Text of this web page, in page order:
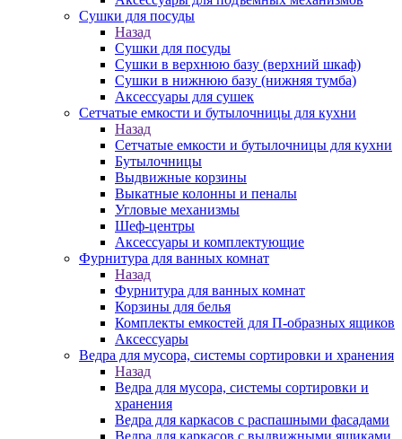
Сушки для посуды
Назад
Сушки для посуды
Сушки в верхнюю базу (верхний шкаф)
Сушки в нижнюю базу (нижняя тумба)
Аксессуары для сушек
Сетчатые емкости и бутылочницы для кухни
Назад
Сетчатые емкости и бутылочницы для кухни
Бутылочницы
Выдвижные корзины
Выкатные колонны и пеналы
Угловые механизмы
Шеф-центры
Аксессуары и комплектующие
Фурнитура для ванных комнат
Назад
Фурнитура для ванных комнат
Корзины для белья
Комплекты емкостей для П-образных ящиков
Аксессуары
Ведра для мусора, системы сортировки и хранения
Назад
Ведра для мусора, системы сортировки и
хранения
Ведра для каркасов с распашными фасадами
Ведра для каркасов с выдвижными ящиками